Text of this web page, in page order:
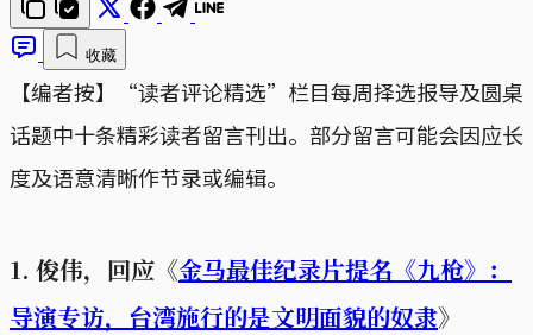
收藏
【编者按】“读者评论精选”栏目每周择选报导及圆桌
话题中十条精彩读者留言刊出。部分留言可能会因应长
度及语意清晰作节录或编辑。
1. 俊伟，回应《金马最佳纪录片提名《九枪》：
导演专访，台湾施行的是文明面貌的奴隶》